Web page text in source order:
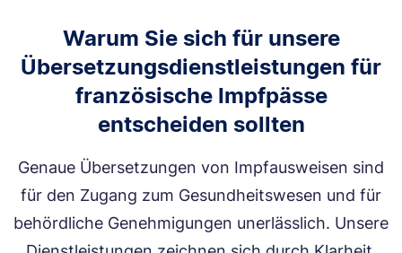
Warum Sie sich für unsere
Übersetzungsdienstleistungen für
französische Impfpässe
entscheiden sollten
Genaue Übersetzungen von Impfausweisen sind
für den Zugang zum Gesundheitswesen und für
behördliche Genehmigungen unerlässlich. Unsere